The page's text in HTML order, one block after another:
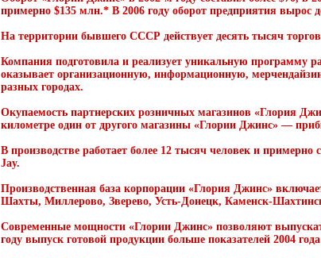
примерно $135 млн.* В 2006 году оборот предприятия вырос
На территории бывшего СССР действует десять тысяч
Компания подготовила и реализует уникальную программу
оказывает организационную, информационную,
разных городах.
Окупаемость партнерских розничных магазинов «Глория
километре один от другого магазины «Глории Джинс» —
В производстве работает более 12 тысяч человек и
Jay.
Производственная база корпорации «Глория Джинс»
Шахты, Миллерово, Зверево, Усть-Донецк, Каменск-
Современные мощности «Глории Джинс» позволяют
году выпуск готовой продукции больше показателей 2004